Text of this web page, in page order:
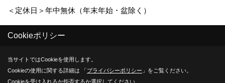
＜定休日＞年中無休（年末年始・盆除く）
Produced byゴデスクリエイト
Cookieポリシー
当サイトではCookieを使用します。
Cookieの使用に関する詳細は 「プライバシーポリシー 」をご覧ください。
Cookieを受け入れるか拒否するか選択してください。